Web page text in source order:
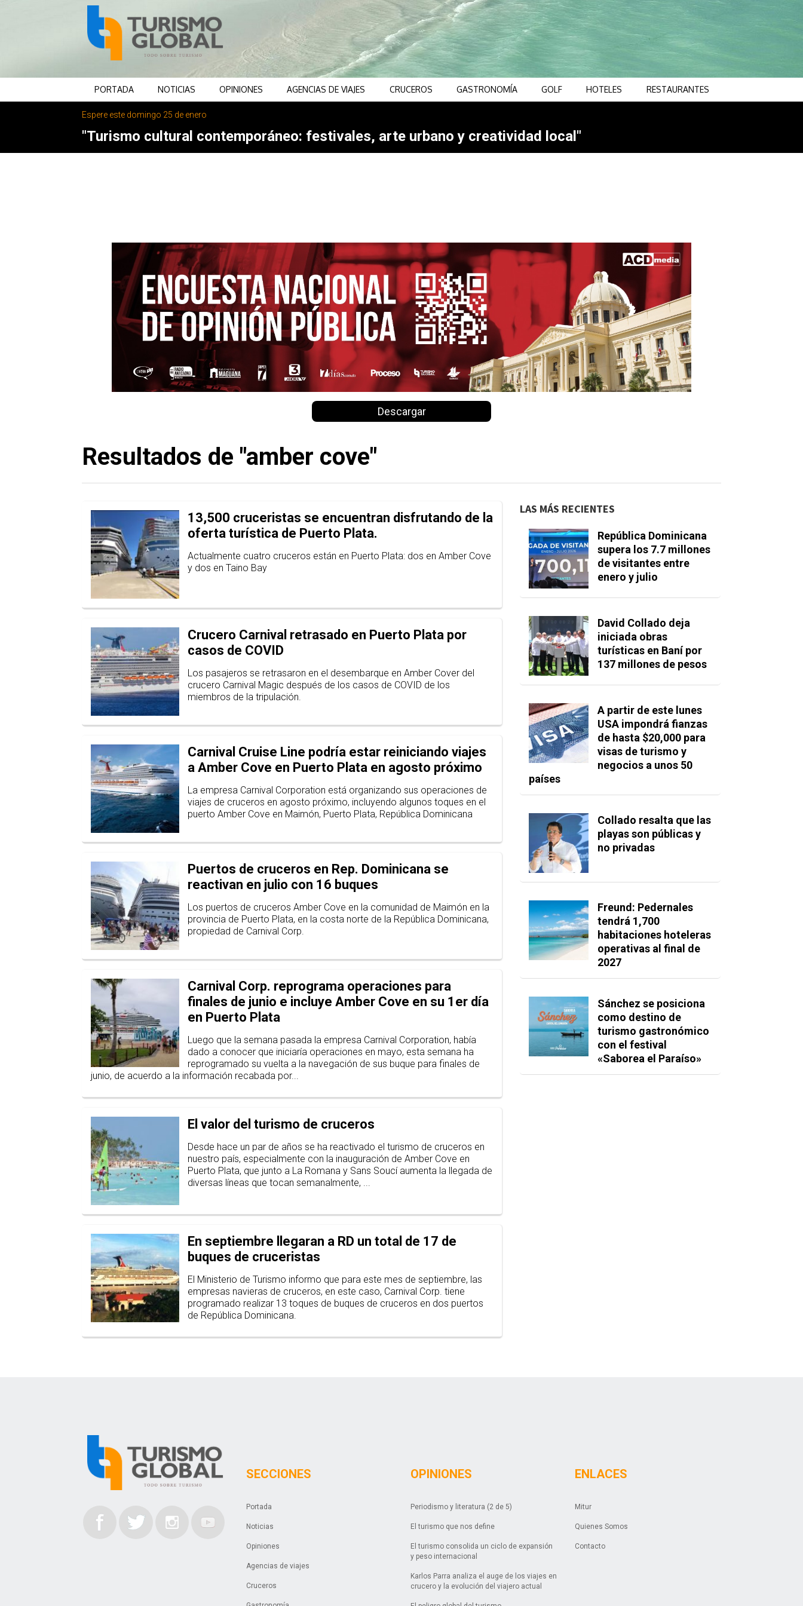
PORTADA NOTICIAS OPINIONES AGENCIAS DE VIAJES CRUCEROS GASTRONOMÍA GOLF HOTELES RESTAURANTES
Espere este domingo 25 de enero
"Turismo cultural contemporáneo: festivales, arte urbano y creatividad local"
Descargar
Resultados de "amber cove"
13,500 cruceristas se encuentran disfrutando de la
oferta turística de Puerto Plata.
Actualmente cuatro cruceros están en Puerto Plata: dos en Amber Cove
y dos en Taino Bay
Crucero Carnival retrasado en Puerto Plata por
casos de COVID
Los pasajeros se retrasaron en el desembarque en Amber Cover del
crucero Carnival Magic después de los casos de COVID de los
miembros de la tripulación.
Carnival Cruise Line podría estar reiniciando viajes
a Amber Cove en Puerto Plata en agosto próximo
La empresa Carnival Corporation está organizando sus operaciones de
viajes de cruceros en agosto próximo, incluyendo algunos toques en el
puerto Amber Cove en Maimón, Puerto Plata, República Dominicana
Puertos de cruceros en Rep. Dominicana se
reactivan en julio con 16 buques
Los puertos de cruceros Amber Cove en la comunidad de Maimón en la
provincia de Puerto Plata, en la costa norte de la República Dominicana,
propiedad de Carnival Corp.
Carnival Corp. reprograma operaciones para
finales de junio e incluye Amber Cove en su 1er día
en Puerto Plata
Luego que la semana pasada la empresa Carnival Corporation, había
dado a conocer que iniciaría operaciones en mayo, esta semana ha
reprogramado su vuelta a la navegación de sus buque para finales de
junio, de acuerdo a la información recabada por...
El valor del turismo de cruceros
Desde hace un par de años se ha reactivado el turismo de cruceros en
nuestro país, especialmente con la inauguración de Amber Cove en
Puerto Plata, que junto a La Romana y Sans Soucí aumenta la llegada de
diversas líneas que tocan semanalmente, ...
En septiembre llegaran a RD un total de 17 de
buques de cruceristas
El Ministerio de Turismo informo que para este mes de septiembre, las
empresas navieras de cruceros, en este caso, Carnival Corp. tiene
programado realizar 13 toques de buques de cruceros en dos puertos
de República Dominicana.
LAS MÁS RECIENTES
República Dominicana
supera los 7.7 millones
de visitantes entre
enero y julio
David Collado deja
iniciada obras
turísticas en Baní por
137 millones de pesos
A partir de este lunes
USA impondrá fianzas
de hasta $20,000 para
visas de turismo y
negocios a unos 50
países
Collado resalta que las
playas son públicas y
no privadas
Freund: Pedernales
tendrá 1,700
habitaciones hoteleras
operativas al final de
2027
Sánchez se posiciona
como destino de
turismo gastronómico
con el festival
«Saborea el Paraíso»
SECCIONES
Portada
Noticias
Opiniones
Agencias de viajes
Cruceros
OPINIONES
Periodismo y literatura (2 de 5)
El turismo que nos define
El turismo consolida un ciclo de expansión
y peso internacional
Karlos Parra analiza el auge de los viajes en
crucero y la evolución del viajero actual
ENLACES
Mitur
Quienes Somos
Contacto